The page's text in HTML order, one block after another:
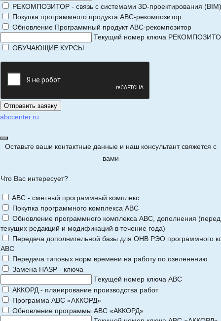
РЕКОМПОЗИТОР - связь с системами 3D-проектирования (BIM)
Покупка программного продукта АВС-рекомпозитор
Обновление Программный продукт АВС-рекомпозитор
Текущий номер ключа
ОБУЧАЮЩИЕ КУРСЫ
abccenter.ru
Оставьте ваши контактные данные и наш консультант свяжется с
вами
Что Вас интересует?
ABC - сметный программный комплекс
Покупка программного комплекса АВС
Обновление программного комплекса АВС, дополнения
текущих редакций и модификаций в течение года)
Передача дополнительной базы для ОНВ РЭО программного
АВС
Передача типовых норм времени на работу по озеленению
Замена HASP - ключа
Текущей номер ключа АВС
АККОРД - планирование производства работ
Программа АВС «АККОРД»
Обновление программы АВС «АККОРД»